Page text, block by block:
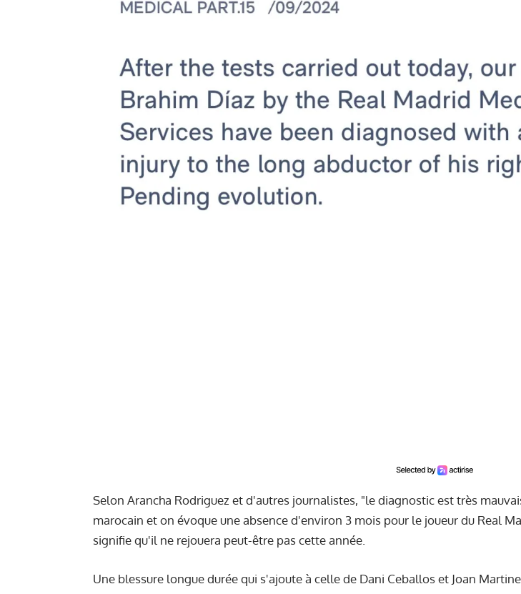
Selon Arancha Rodriguez et d'autres journalistes, "le diagnostic est très
marocain et on évoque une absence d'environ 3 mois pour le joueur du Real
signifie qu'il ne rejouera peut-être pas cette année.
Une blessure longue durée qui s'ajoute à celle de Dani Ceballos et Joan